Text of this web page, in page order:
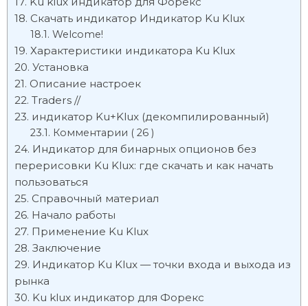
Скачать индикатор Индикатор Ku Klux
Welcome!
Характеристики индикатора Ku Klux
Установка
Описание настроек
Traders //
индикатор Ku+Klux (декомпилированный)
Комментарии ( 26 )
Индикатор для бинарных опционов без
перерисовки Ku Klux: где скачать и как начать
пользоваться
Справочный материал
Начало работы
Применение Ku Klux
Заключение
Индикатор Ku Klux — точки входа и выхода из
рынка
Ku klux индикатор для Форекс